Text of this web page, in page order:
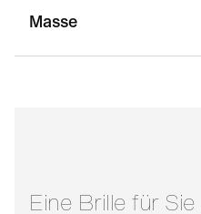
Masse
Eine Brille für Sie und Ihren